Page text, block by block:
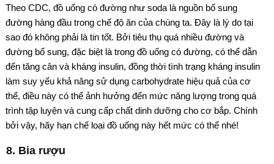
Theo CDC, đồ uống có đường như soda là nguồn bổ sung
đường hàng đầu trong chế độ ăn của chúng ta. Đây là lý do tại
sao đó không phải là tin tốt. Bởi tiêu thụ quá nhiều đường và
đường bổ sung, đặc biệt là trong đồ uống có đường, có thể dẫn
đến tăng cân và kháng insulin, đồng thời tình trạng kháng insulin
làm suy yếu khả năng sử dụng carbohydrate hiệu quả của cơ
thể, điều này có thể ảnh hưởng đến mức năng lượng trong quá
trình tập luyện và cung cấp chất dinh dưỡng cho cơ bắp. Chính
bởi vậy, hãy hạn chế loại đồ uống này hết mức có thể nhé!
8. Bia rượu